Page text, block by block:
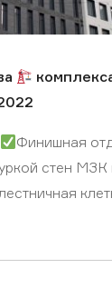
Финишная
стен